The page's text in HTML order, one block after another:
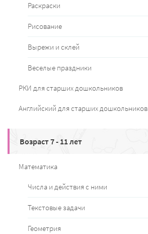
Раскраски
Рисование
Вырежи и склей
Веселые праздники
РКИ для старших дошкольников
Английский для старших дошкольников
Возраст 7 - 11 лет
Математика
Числа и действия с ними
Текстовые задачи
Геометрия